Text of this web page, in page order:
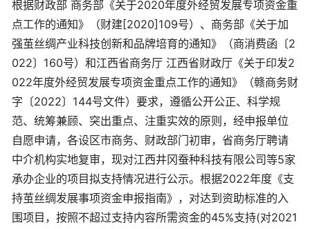
根据财政部 商务部《关于2020年度外经贸发展专项资金重
点工作的通知》（财建[2020]109号）、商务部《关于加
强茧丝绸产业科技创新和品牌培育的通知》（商消费函〔2
022〕160号）和江西省商务厅 江西省财政厅《关于印发2
022年度外经贸发展专项资金重点工作的通知》（赣商务财
字〔2022〕144号文件）要求，遵循公开公正、科学规
范、统筹兼顾、突出重点、注重实效的原则，经申报单位
自愿申请，各设区市商务、财政部门初审，省商务厅聘请
中介机构实地复审，现对江西井冈蚕种科技有限公司等5家
承办企业的项目拟支持情况进行公示。根据2022年度《支
持茧丝绸发展事项资金申报指南》，对达到资助标准的入
围项目，按照不超过支持内容所需资金的45%支持(对2021